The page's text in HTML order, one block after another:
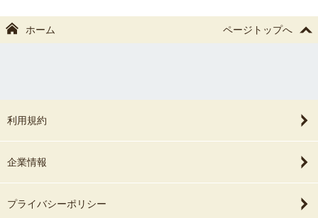
ホーム ページトップへ
利用規約
企業情報
プライバシーポリシー